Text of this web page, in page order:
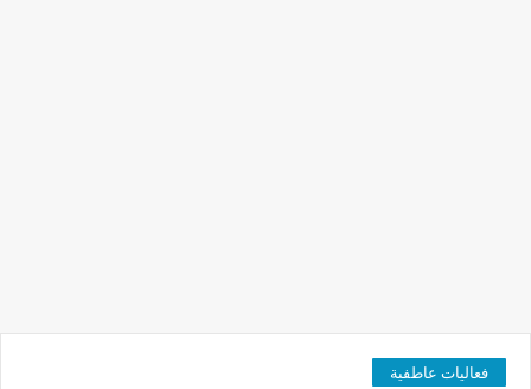
فعاليات عاطفية